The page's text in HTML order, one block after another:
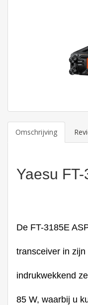
Omschrijving
Yaesu
De FT-3185E
transceiver in
indrukwekkend
85 W, waarbij u